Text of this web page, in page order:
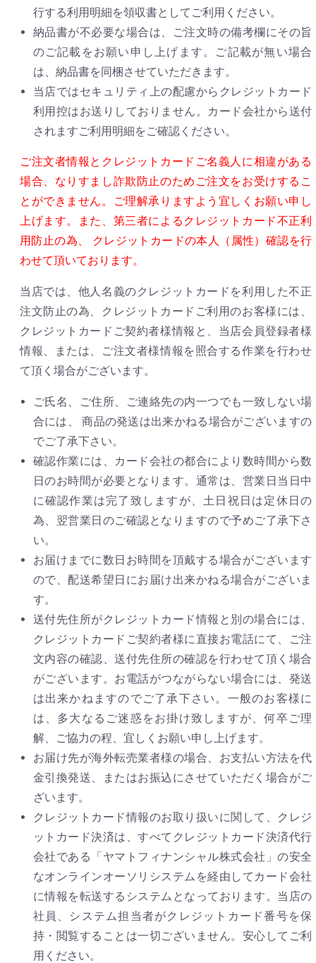
行する利用明細を領収書としてご利用ください。
納品書が不必要な場合は、ご注文時の備考欄にその旨
のご記載をお願い申し上げます。ご記載が無い場合
は、納品書を同梱させていただきます。
当店ではセキュリティ上の配慮からクレジットカード
利用控はお送りしておりません。カード会社から送付
されますご利用明細をご確認ください。
ご注文者情報とクレジットカードご名義人に相違がある
場合、なりすまし詐欺防止のためご注文をお受けするこ
とができません。ご理解承りますよう宜しくお願い申し
上げます。また、第三者によるクレジットカード不正利
用防止の為、 クレジットカードの本人（属性）確認を行
わせて頂いております。
当店では、他人名義のクレジットカードを利用した不正
注文防止の為、クレジットカードご利用のお客様には、
クレジットカードご契約者様情報と、当店会員登録者様
情報、または、ご注文者様情報を照合する作業を行わせ
て頂く場合がございます。
ご氏名、ご住所、ご連絡先の内一つでも一致しない場
合には、 商品の発送は出来かねる場合がございますの
でご了承下さい。
確認作業には、カード会社の都合により数時間から数
日のお時間が必要となります。通常は、営業日当日中
に確認作業は完了致しますが、土日祝日は定休日の
為、翌営業日のご確認となりますので予めご了承下さ
い。
お届けまでに数日お時間を頂戴する場合がございます
ので、配送希望日にお届け出来かねる場合がございま
す。
送付先住所がクレジットカード情報と別の場合には、
クレジットカードご契約者様に直接お電話にて、ご注
文内容の確認、送付先住所の確認を行わせて頂く場合
がございます。お電話がつながらない場合には、発送
は出来かねますのでご了承下さい。一般のお客様に
は、多大なるご迷惑をお掛け致しますが、何卒ご理
解、ご協力の程、宜しくお願い申し上げます。
お届け先が海外転売業者様の場合、お支払い方法を代
金引換発送、またはお振込にさせていただく場合がご
ざいます。
クレジットカード情報のお取り扱いに関して、クレジ
ットカード決済は、すべてクレジットカード決済代行
会社である「ヤマトフィナンシャル株式会社」の安全
なオンラインオーソリシステムを経由してカード会社
に情報を転送するシステムとなっております。当店の
社員、システム担当者がクレジットカード番号を保
持・閲覧することは一切ございません。安心してご利
用ください。